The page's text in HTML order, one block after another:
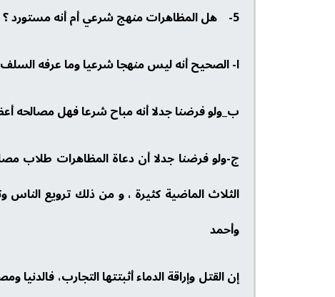
5- هل المظاهرات منهج شرعي أم أنه مستورد ؟ و هل عرف عن سلف الأمة أو عن خلفها ؟ .
ا- الصحيح أنه ليس منهجا شرعيا وما عرفه السلف ،
ب_ولو فرضنا جدلا أنه مباح شرعا فهل مصالحه
ج-ولو فرضنا جدلا أن دعاة المظاهرات طلاب
الثلاث الماضية كثيرة ، و من ذلك ترويع
وأحمد
إن القتل وإراقة الدماء أثبتتها التجارب،